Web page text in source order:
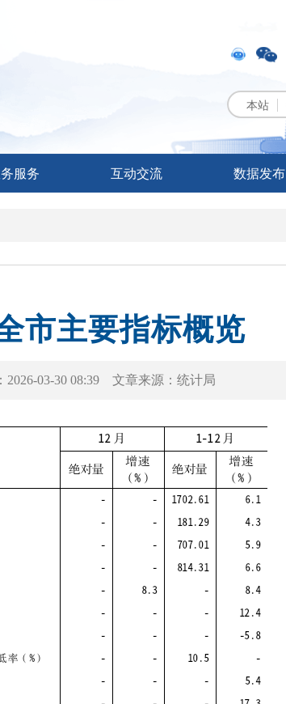
本站
服务 互动交流 数据发布
市主要指标概览
2026-03-30 08:39 文章来源： 统计局